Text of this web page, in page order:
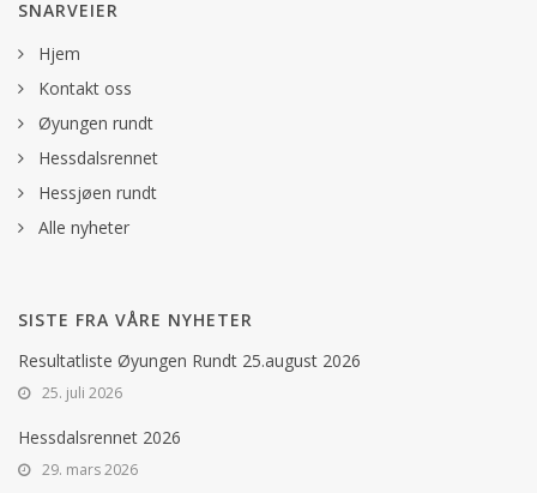
SNARVEIER
Hjem
Kontakt oss
Øyungen rundt
Hessdalsrennet
Hessjøen rundt
Alle nyheter
SISTE FRA VÅRE NYHETER
Resultatliste Øyungen Rundt 25.august 2026
25. juli 2026
Hessdalsrennet 2026
29. mars 2026